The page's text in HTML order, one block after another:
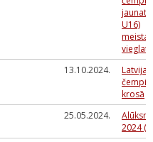
U16)
13.10.2024.
Latvijas
krosā
25.05.2024.
2024